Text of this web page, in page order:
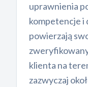
uprawnienia
kompetencje i
powierzają
klienta na
zazwyczaj